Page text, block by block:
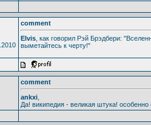
comment
Elvis , как говорил Рэй Брэдбери:
выметайтесь к черту!"
comment
ankxi
Да! википедия - великая штука!